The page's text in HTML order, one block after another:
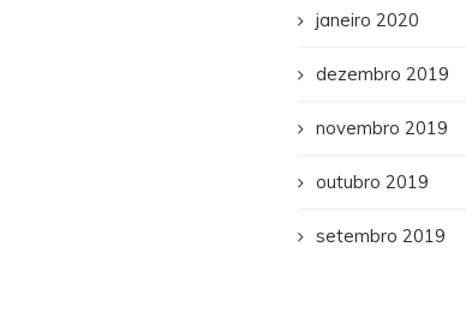
janeiro 2020
dezembro 2019
novembro 2019
outubro 2019
setembro 2019